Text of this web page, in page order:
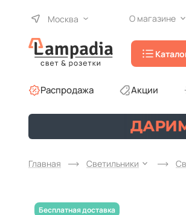
Москва О магазине
Распродажа Акции
Главная Светильники